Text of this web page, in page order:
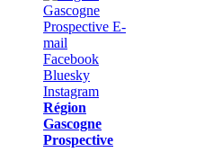
Région
Gascogne
Prospective